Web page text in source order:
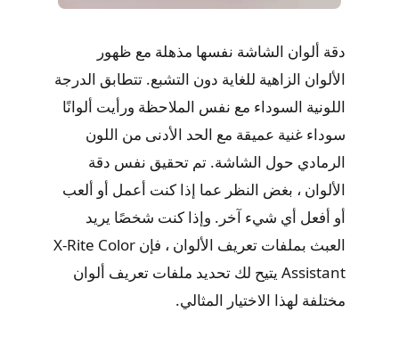
دقة ألوان الشاشة نفسها مذهلة مع ظهور
الألوان الزاهية للغاية دون التشبع. تتطابق الدرجة
اللونية السوداء مع نفس الملاحظة ورأيت ألوانًا
سوداء غنية عميقة مع الحد الأدنى من اللون
الرمادي حول الشاشة. تم تحقيق نفس دقة
الألوان ، بغض النظر عما إذا كنت أعمل أو ألعب
أو أفعل أي شيء آخر. وإذا كنت شخصًا يريد
العبث بملفات تعريف الألوان ، فإن X-Rite Color
Assistant يتيح لك تحديد ملفات تعريف ألوان
مختلفة لهذا الاختيار المثالي.